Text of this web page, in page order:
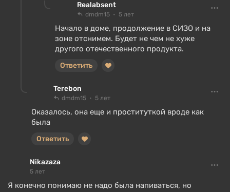
Realabsent
dmdm15 5 лет
Начало в доме, продолжение в СИЗО и на
зоне отснимем. Будет не чем не хуже
другого отечественного продукта.
Ответить
Terebon
dmdm15 5 лет
Оказалось, она еще и проституткой вроде как
была
Ответить
Nikazaza
5 лет
Я конечно понимаю не надо была напиваться, но